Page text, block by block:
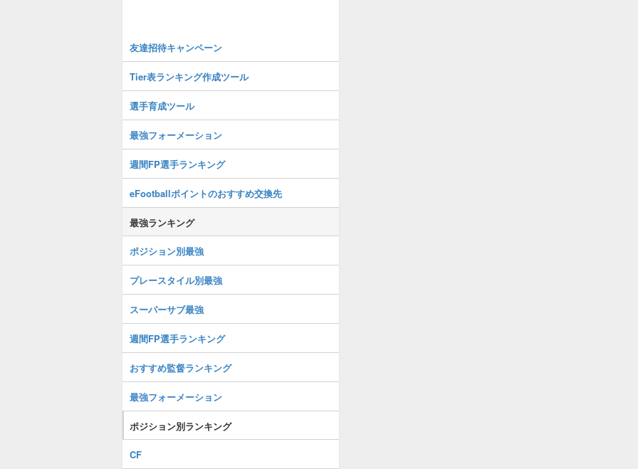
友達招待キャンペーン
Tier表ランキング作成ツール
選手育成ツール
最強フォーメーション
週間FP選手ランキング
eFootballポイントのおすすめ交換先
最強ランキング
ポジション別最強
プレースタイル別最強
スーパーサブ最強
週間FP選手ランキング
おすすめ監督ランキング
最強フォーメーション
ポジション別ランキング
CF